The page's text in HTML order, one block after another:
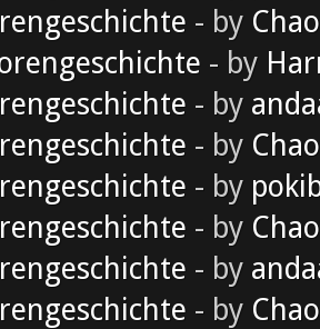
- by
- by
- by
- by
- by
- by
- by
- by